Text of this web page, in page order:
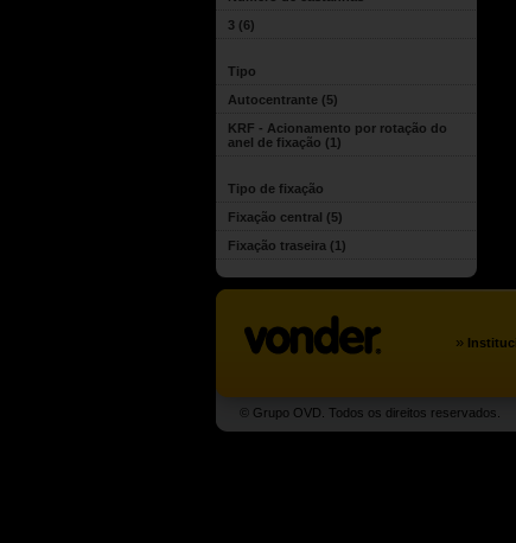
3 (6)
Tipo
Autocentrante (5)
KRF - Acionamento por rotação do
anel de fixação (1)
Tipo de fixação
Fixação central (5)
Fixação traseira (1)
»
© Grupo OVD. Todos os direitos reservados.